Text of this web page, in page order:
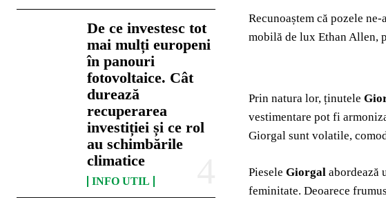
De ce investesc tot
mai mulți europeni
în panouri
fotovoltaice. Cât
durează
recuperarea
investiției și ce rol
au schimbările
climatice
INFO UTIL
Recunoaștem că pozele
mobilă de lux Ethan Allen,
Prin natura lor, ținutele
vestimentare pot fi
Giorgal sunt volatile,
Piesele Giorgal abordează
feminitate. Deoarece